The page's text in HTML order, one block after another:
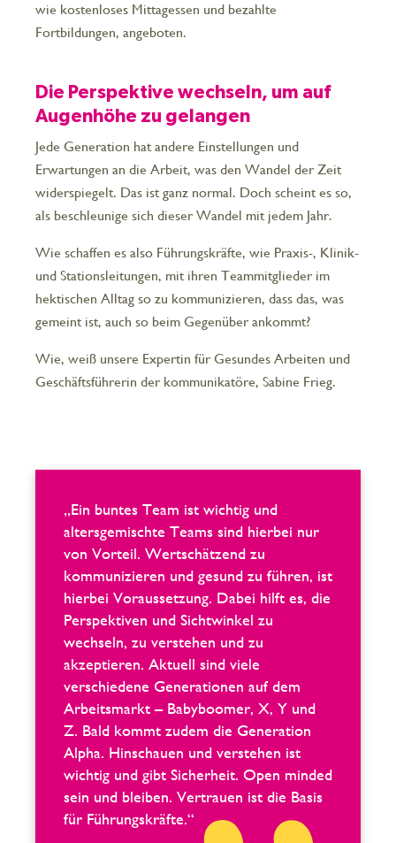
wie kostenloses Mittagessen und bezahlte
Fortbildungen, angeboten.
Die Perspektive wechseln, um auf
Augenhöhe zu gelangen
Jede Generation hat andere Einstellungen und
Erwartungen an die Arbeit, was den Wandel der Zeit
widerspiegelt. Das ist ganz normal. Doch scheint es so,
als beschleunige sich dieser Wandel mit jedem Jahr.
Wie schaffen es also Führungskräfte, wie Praxis-, Klinik-
und Stationsleitungen, mit ihren Teammitglieder im
hektischen Alltag so zu kommunizieren, dass das, was
gemeint ist, auch so beim Gegenüber ankommt?
Wie, weiß unsere Expertin für Gesundes Arbeiten und
Geschäftsführerin der kommunikatöre, Sabine Frieg.
„Ein buntes Team ist wichtig und
altersgemischte Teams sind hierbei nur
von Vorteil. Wertschätzend zu
kommunizieren und gesund zu führen, ist
hierbei Voraussetzung. Dabei hilft es, die
Perspektiven und Sichtwinkel zu
wechseln, zu verstehen und zu
akzeptieren. Aktuell sind viele
verschiedene Generationen auf dem
Arbeitsmarkt – Babyboomer, X, Y und
Z. Bald kommt zudem die Generation
Alpha. Hinschauen und verstehen ist
wichtig und gibt Sicherheit. Open minded
sein und bleiben. Vertrauen ist die Basis
für Führungskräfte.“